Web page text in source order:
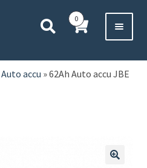
Auto accu »62Ah Auto accu JBE
0